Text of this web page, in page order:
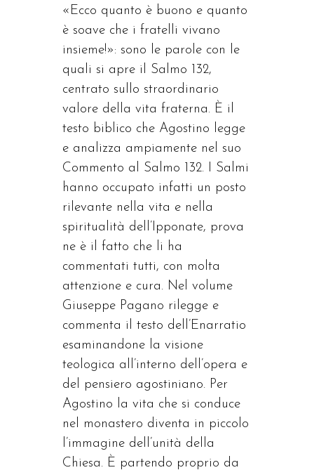
«Ecco quanto è buono e quanto
è soave che i fratelli vivano
insieme!»: sono le parole con le
quali si apre il Salmo 132,
centrato sullo straordinario
valore della vita fraterna. È il
testo biblico che Agostino legge
e analizza ampiamente nel suo
Commento al Salmo 132. I Salmi
hanno occupato infatti un posto
rilevante nella vita e nella
spiritualità dell’Ipponate, prova
ne è il fatto che li ha
commentati tutti, con molta
attenzione e cura. Nel volume
Giuseppe Pagano rilegge e
commenta il testo dell’Enarratio
esaminandone la visione
teologica all’interno dell’opera e
del pensiero agostiniano. Per
Agostino la vita che si conduce
nel monastero diventa in piccolo
l’immagine dell’unità della
Chiesa. È partendo proprio da